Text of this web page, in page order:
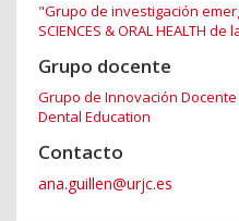
"Grupo de investigación
SCIENCES & ORAL HEALTH
Grupo docente
Grupo de Innovación
Dental Education
Contacto
ana.guillen@urjc.es